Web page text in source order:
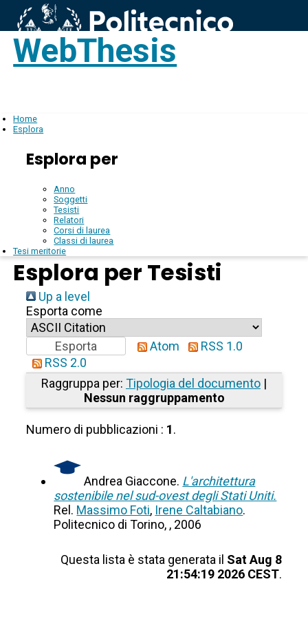
WebThesis
Home
Esplora
Esplora per
Anno
Soggetti
Tesisti
Relatori
Corsi di laurea
Classi di laurea
Tesi meritorie
Esplora per Tesisti
Up a level
Esporta come
Atom
RSS 1.0
RSS 2.0
Raggruppa per: Tipologia del documento |
Nessun raggruppamento
Numero di pubblicazioni : 1.
Andrea Giaccone. L'architettura
sostenibile nel sud-ovest degli Stati Uniti.
Rel. Massimo Foti, Irene Caltabiano.
Politecnico di Torino, , 2006
Questa lista è stata generata il Sat Aug 8
21:54:19 2026 CEST.